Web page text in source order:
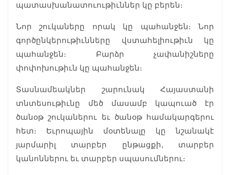
պատասխանատուութիւններ կը բերեն։
Նոր շուկաները որակ կը պահանջեն։ Նոր
գործընկերութիւնները վստահելիութիւն կը
պահանջեն։ Բարձր չափանիշները
փոփոխութիւն կը պահանջեն։
Տասնամեակներ շարունակ Հայաստանի
տնտեսութիւնը մեծ մասամբ կապուած էր
ծանօթ շուկաներու եւ ծանօթ համակարգերու
հետ։ Եւրոպային մօտենալը կը նշանակէ
յարմարիլ տարբեր ընթացքի, տարբեր
կանոններու եւ տարբեր սպասումներու։